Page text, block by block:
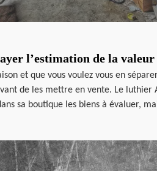
l’estimation de la
et que vous voulez vous en
de les mettre en vente. Le
sa boutique les biens à évaluer,